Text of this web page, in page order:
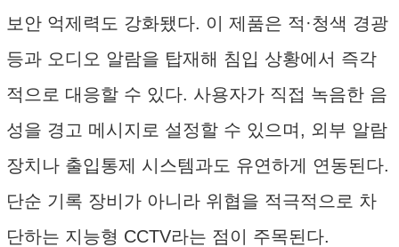
보안 억제력도 강화됐다. 이 제품은 적·청색 경광
등과 오디오 알람을 탑재해 침입 상황에서 즉각
적으로 대응할 수 있다. 사용자가 직접 녹음한 음
성을 경고 메시지로 설정할 수 있으며, 외부 알람
장치나 출입통제 시스템과도 유연하게 연동된다.
단순 기록 장비가 아니라 위협을 적극적으로 차
단하는 지능형 CCTV라는 점이 주목된다.